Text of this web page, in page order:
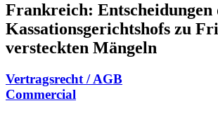
Frankreich: Entscheidungen
Kassationsgerichtshofs zu
versteckten Mängeln
Vertragsrecht / AGB
Commercial